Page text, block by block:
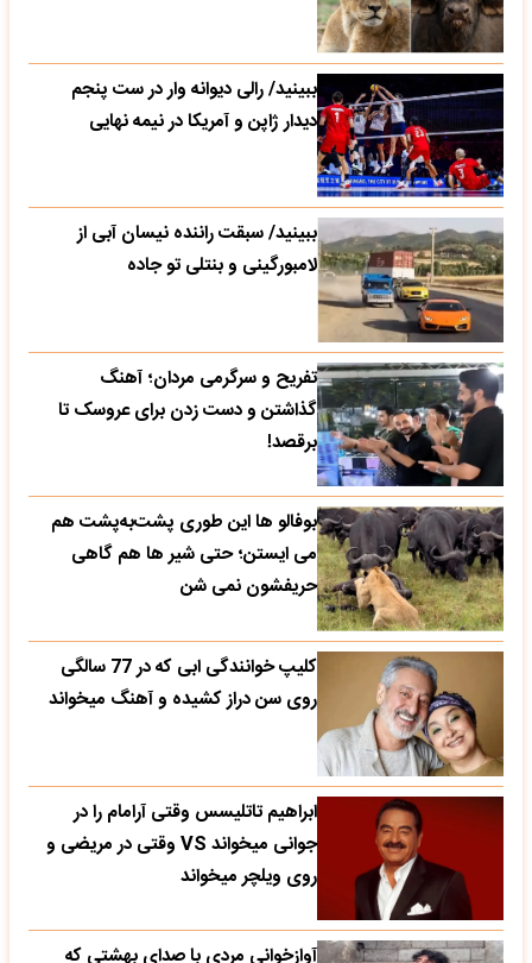
ببینید/ رالی دیوانه وار در ست پنجم
دیدار ژاپن و آمریکا در نیمه نهایی
ببینید/ سبقت راننده نیسان آبی از
لامبورگینی و بنتلی تو جاده
تفریح و سرگرمی مردان؛ آهنگ
گذاشتن و دست زدن برای عروسک تا
برقصد!
بوفالو ها این‌ طوری پشت‌به‌پشت هم
می‌ ایستن؛ حتی شیر ها هم گاهی
حریفشون نمی‌ شن
کلیپ خوانندگی ابی که در 77 سالگی
روی سن دراز کشیده و آهنگ میخواند
ابراهیم تاتلیسس وقتی آرامام را در
جوانی میخواند VS وقتی در مریضی و
روی ویلچر میخواند
آوازخوانی مردی با صدای بهشتی که